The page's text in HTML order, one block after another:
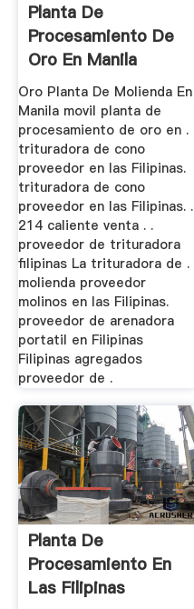
Planta De
Procesamiento De
Oro En Manila
Colombia
Oro Planta De Molienda En
Manila movil planta de
procesamiento de oro en .
trituradora de cono
proveedor en las Filipinas.
trituradora de cono
proveedor en las Filipinas. .
214 caliente venta . .
proveedor de trituradora
filipinas La trituradora de .
molienda proveedor
molinos en las Filipinas.
proveedor de arenadora
portatil en Filipinas
Filipinas agregados
proveedor de .
Planta De
Procesamiento En
Las Filipinas